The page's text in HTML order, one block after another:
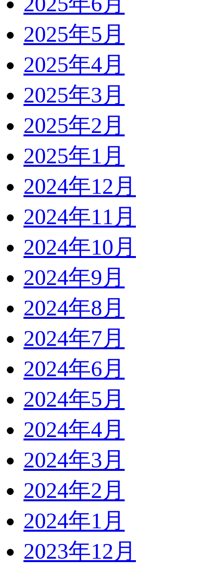
2025年5月
2025年4月
2025年3月
2025年2月
2025年1月
2024年12月
2024年11月
2024年10月
2024年9月
2024年8月
2024年7月
2024年6月
2024年5月
2024年4月
2024年3月
2024年2月
2024年1月
2023年12月